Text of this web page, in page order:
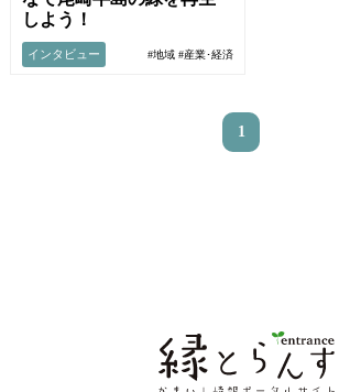
しよう！
インタビュー #地域 #産業･経済
1